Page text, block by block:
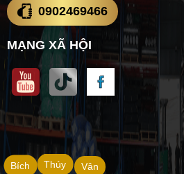
0902469466
MẠNG XÃ HỘI
Vân
Thúy
Bích